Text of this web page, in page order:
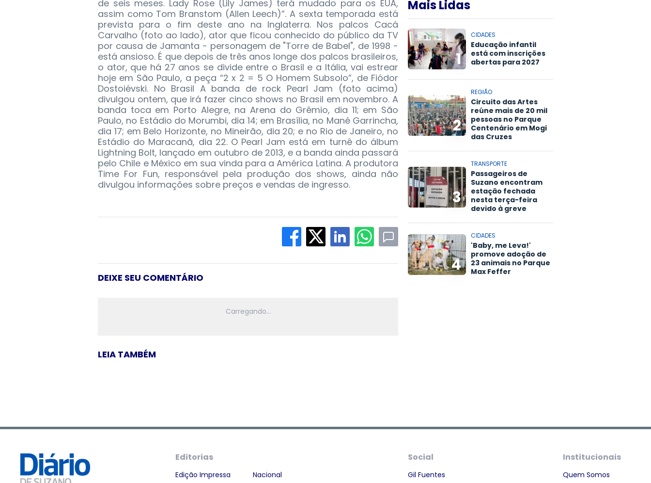
de seis meses. Lady Rose (Lily James) terá mudado para os EUA,
assim como Tom Branstom (Allen Leech)”. A sexta temporada está
prevista para o fim deste ano na Inglaterra. Nos palcos Cacá
Carvalho (foto ao lado), ator que ficou conhecido do público da TV
por causa de Jamanta - personagem de "Torre de Babel", de 1998 -
está ansioso. É que depois de três anos longe dos palcos brasileiros,
o ator, que há 27 anos se divide entre o Brasil e a Itália, vai estrear
hoje em São Paulo, a peça “2 x 2 = 5 O Homem Subsolo”, de Fiódor
Dostoiévski. No Brasil A banda de rock Pearl Jam (foto acima)
divulgou ontem, que irá fazer cinco shows no Brasil em novembro. A
banda toca em Porto Alegre, na Arena do Grêmio, dia 11; em São
Paulo, no Estádio do Morumbi, dia 14; em Brasília, no Mané Garrincha,
dia 17; em Belo Horizonte, no Mineirão, dia 20; e no Rio de Janeiro, no
Estádio do Maracanã, dia 22. O Pearl Jam está em turnê do álbum
Lightning Bolt, lançado em outubro de 2013, e a banda ainda passará
pelo Chile e México em sua vinda para a América Latina. A produtora
Time For Fun, responsável pela produção dos shows, ainda não
divulgou informações sobre preços e vendas de ingresso.
DEIXE SEU COMENTÁRIO
LEIA TAMBÉM
Mais Lidas
1
CIDADES
Educação infantil
está com inscrições
abertas para 2027
2
REGIÃO
Circuito das Artes
reúne mais de 20 mil
pessoas no Parque
Centenário em Mogi
das Cruzes
3
TRANSPORTE
Passageiros de
Suzano encontram
estação fechada
nesta terça-feira
devido à greve
4
CIDADES
'Baby, me Leva!'
promove adoção de
23 animais no Parque
Max Feffer
Editorias
Edição Impressa
Nacional
Social
Gil Fuentes
Institucionais
Quem Somos